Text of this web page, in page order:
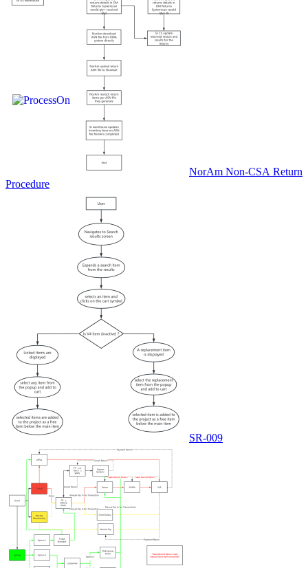
NorAm Non-CSA Return
Procedure
SR-009